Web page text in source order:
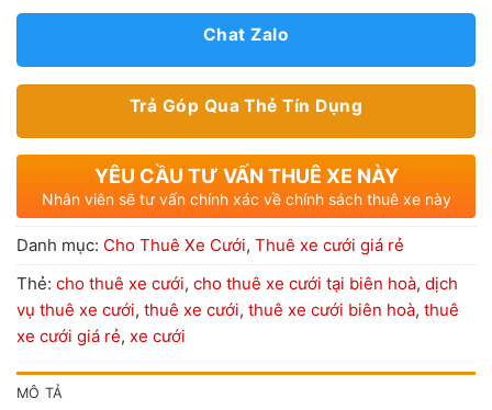
Chat Zalo
Trả Góp Qua Thẻ Tín Dụng
YÊU CẦU TƯ VẤN THUÊ XE NÀY
Nhân viên sẽ tư vấn chính xác về chính sách thuê xe này
Danh mục: Cho Thuê Xe Cưới, Thuê xe cưới giá rẻ
Thẻ: cho thuê xe cưới, cho thuê xe cưới tại biên hoà, dịch
vụ thuê xe cưới, thuê xe cưới, thuê xe cưới biên hoà, thuê
xe cưới giá rẻ, xe cưới
MÔ TẢ